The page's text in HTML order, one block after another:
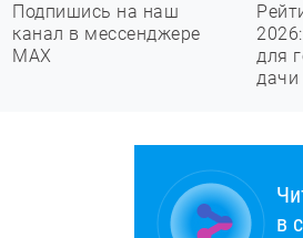
Подпишись на наш
канал в мессенджере
МАХ
для
дачи
в